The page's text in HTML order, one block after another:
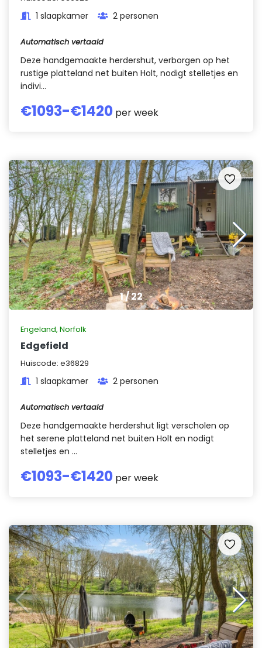
1 slaapkamer 2 personen
Automatisch vertaald
Deze handgemaakte herdershut, verborgen op het
rustige platteland net buiten Holt, nodigt stelletjes en
indivi...
€1093-€1420 per week
1/22
Engeland, Norfolk
Edgefield
Huiscode: e36829
1 slaapkamer 2 personen
Automatisch vertaald
Deze handgemaakte herdershut ligt verscholen op
het serene platteland net buiten Holt en nodigt
stelletjes en ...
€1093-€1420 per week